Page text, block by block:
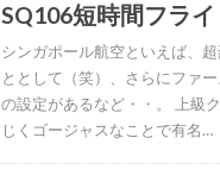
SQ106短時間フライ
シンガポール航空といえば、
ととして（笑）、さらにファ
の設定があるなど・・。 上級
じくゴージャスなことで有名…